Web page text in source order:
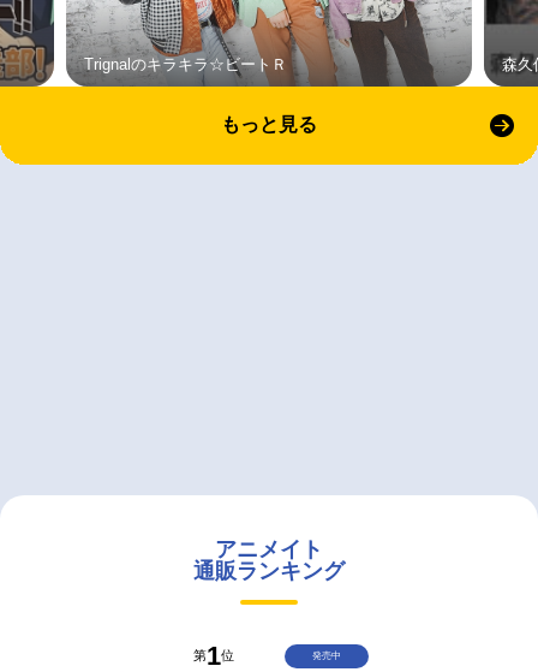
Trignalのキラキラ☆ビートＲ 森久
もっと見る
アニメイト
通販ランキング
第1位 発売中